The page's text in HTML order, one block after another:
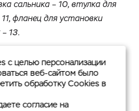
сальника – 10, втулка для
фланец для установки
13.
с целью персонализации
веб-сайтом было
обработку Cookies в
согласие на